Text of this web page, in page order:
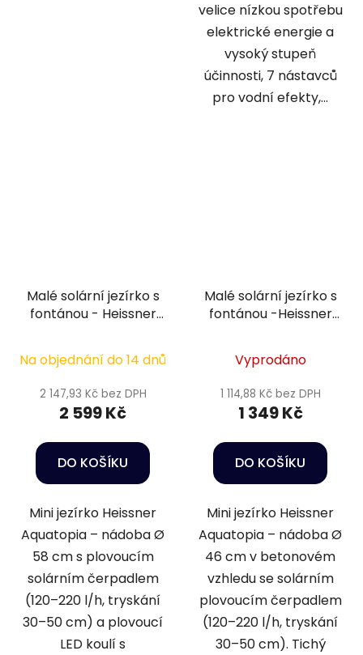
velice nízkou spotřebu
elektrické energie a
vysoký stupeň
účinnosti, 7 nástavců
pro vodní efekty,...
Malé solární jezírko s
fontánou - Heissner
015213-03-SL
Na objednání do 14 dnů
2 147,93 Kč bez DPH
2 599 Kč
DO KOŠÍKU
Mini jezírko Heissner
Aquatopia – nádoba Ø
58 cm s plovoucím
solárním čerpadlem
(120–220 l/h, tryskání
30–50 cm) a plovoucí
LED koulí s
Malé solární jezírko s
fontánou -Heissner
dekor 015211-09-SL
Vyprodáno
1 114,88 Kč bez DPH
1 349 Kč
DO KOŠÍKU
Mini jezírko Heissner
Aquatopia – nádoba Ø
46 cm v betonovém
vzhledu se solárním
plovoucím čerpadlem
(120–220 l/h, tryskání
30–50 cm). Tichý